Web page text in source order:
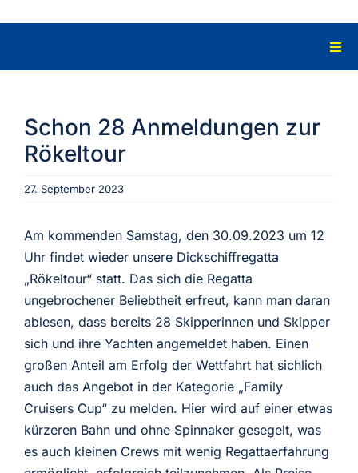
Fotogalerie
Archiv
Schon 28 Anmeldungen zur
Rökeltour
27. September 2023
Am kommenden Samstag, den 30.09.2023 um 12
Uhr findet wieder unsere Dickschiffregatta
„Rökeltour“ statt. Das sich die Regatta
ungebrochener Beliebtheit erfreut, kann man daran
ablesen, dass bereits 28 Skipperinnen und Skipper
sich und ihre Yachten angemeldet haben. Einen
großen Anteil am Erfolg der Wettfahrt hat sichlich
auch das Angebot in der Kategorie „Family
Cruisers Cup“ zu melden. Hier wird auf einer etwas
kürzeren Bahn und ohne Spinnaker gesegelt, was
es auch kleinen Crews mit wenig Regattaerfahrung